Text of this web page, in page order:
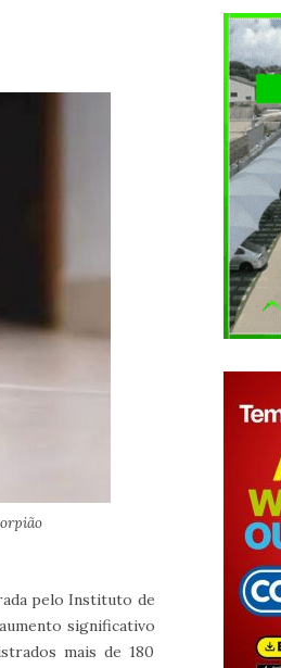
pelo Instituto de
significativo
mais de 180